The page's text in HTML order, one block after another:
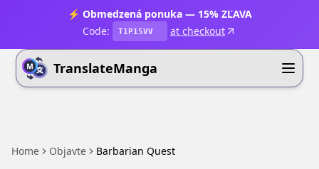
⚡ Obmedzená ponuka — 15% ZĽAVA
Code:
T1P15VV at checkout
TranslateManga
Home Objavte Barbarian Quest